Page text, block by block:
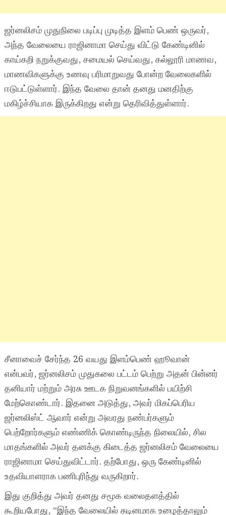
ஜர்னலிசம் முதுநிலை படிப்பு முடித்த இளம் பெண் ஒருவர்,
அந்த வேலையை ராஜினாமா செய்து விட்டு கேண்டினில்
காய்கறி நறுக்குவது, சமையல் செய்வது, கல்லூரி மாணவ,
மாணவிகளுக்கு உணவு பரிமாறுவது போன்ற வேலைகளில்
ஈடுபட்டுள்ளார். இந்த வேலை தான் தனது மனதிற்கு
மகிழ்ச்சியாக இருக்கிறது என்று தெரிவித்துள்ளார்.
சீனாவைச் சேர்ந்த 26 வயது இளம்பெண் ஹூவான்
என்பவர், ஜர்னலிசம் முதுகலை பட்டம் பெற்று அதன் பின்னர்
தனியார் மற்றும் அரசு ஊடக நிறுவனங்களில் பயிற்சி
மேற்கொண்டார். இதனை அடுத்து, அவர் மிகப்பெரிய
ஜர்னலிஸ்ட் ஆவார் என்று அவரது நண்பர்களும்
பெற்றோர்களும் எண்ணிக் கொண்டிருந்த நிலையில், சில
மாதங்களில் அவர் தனக்கு கிடைத்த ஜர்னலிசம் வேலையை
ராஜினாமா செய்துவிட்டார். தற்போது, ஒரு கேண்டினில்
உதவியாளராக பணிபுரிந்து வருகிறார்.
இது குறித்து அவர் தனது சமூக வலைதளத்தில்
கூறியபோது, “இந்த வேலையில் கடினமாக உழைத்தாலும்